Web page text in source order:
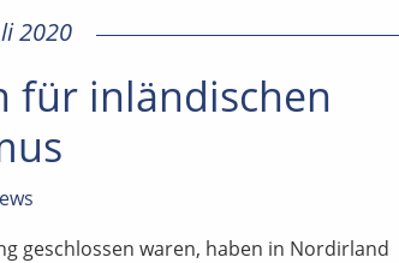
2020
für inländischen
geschlossen waren, haben in Nordirland